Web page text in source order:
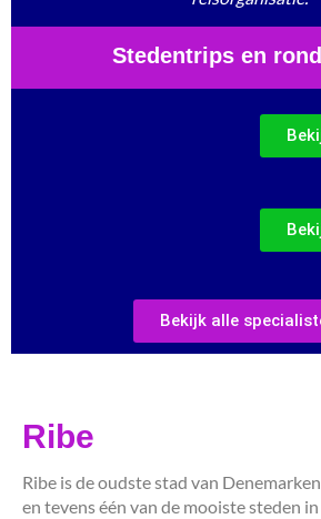
Stedentrips en
Bekijk alle
Ribe
Ribe is de oudste stad van
en tevens één van de mooiste steden